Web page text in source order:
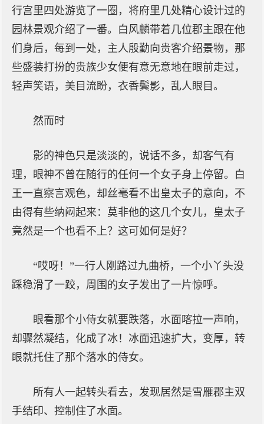
行宫里四处游览了一圈，将府里几处精心设计过的
园林景观介绍了一番。白风麟带着几位郡主跟在他
们身后，每到一处，主人殷勤向贵客介绍景物，那
些盛装打扮的贵族少女便有意无意地在眼前走过，
轻声笑语，美目流盼，衣香鬓影，乱人眼目。
然而时
影的神色只是淡淡的，说话不多，却客气有
理，眼神不曾在随行的任何一个女子身上停留。白
王一直察言观色，却丝毫看不出皇太子的意向，不
由得有些纳闷起来：莫非他的这几个女儿，皇太子
竟然是一个也看不上？这可如何是好？
“哎呀！”一行人刚路过九曲桥，一个小丫头没
踩稳滑了一跤，周围的女子发出了一片惊呼。
眼看那个小侍女就要跌落，水面喀拉一声响，
却骤然凝结，化成了冰！冰面迅速扩大，变厚，转
眼就托住了那个落水的侍女。
所有人一起转头看去，发现居然是雪雁郡主双
手结印、控制住了水面。